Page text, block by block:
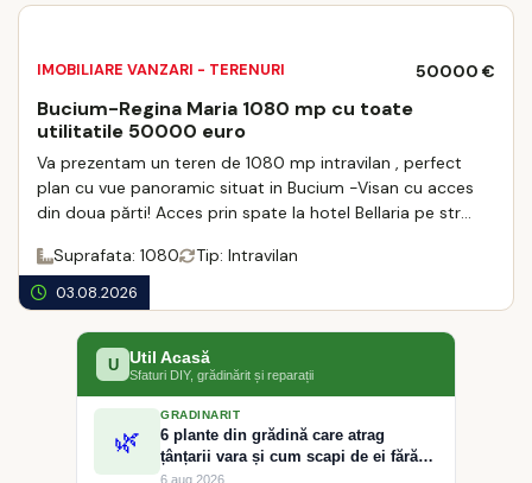
03.08.2026
IMOBILIARE VANZARI - TERENURI 50000 €
Bucium-Regina Maria 1080 mp cu toate
utilitatile 50000 euro
Va prezentam un teren de 1080 mp intravilan , perfect
plan cu vue panoramic situat in Bucium -Visan cu acces
din doua părti! Acces prin spate la hotel Bellaria pe str
Suprafata: 1080
Tip: Intravilan